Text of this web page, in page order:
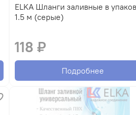
ELKA Шланги заливные в упаковке
1.5 м (серые)
118 ₽
Подробнее